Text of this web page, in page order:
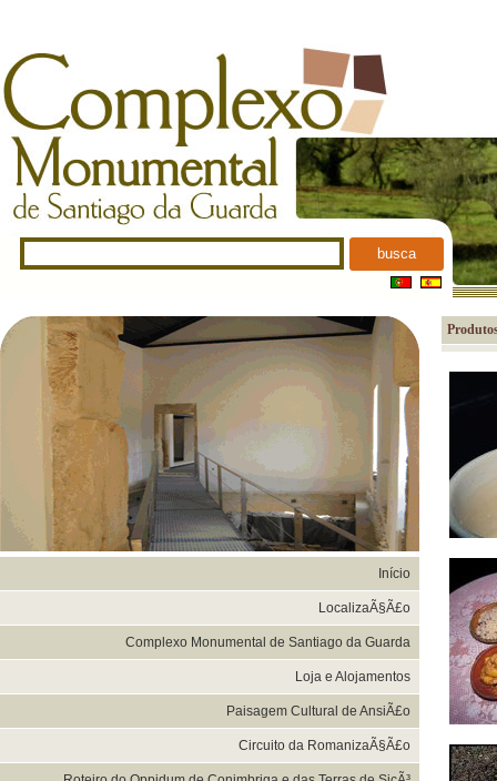
busca
Início
LocalizaÃ§Ã£o
Complexo Monumental de Santiago da Guarda
Loja e Alojamentos
Paisagem Cultural de AnsiÃ£o
Circuito da RomanizaÃ§Ã£o